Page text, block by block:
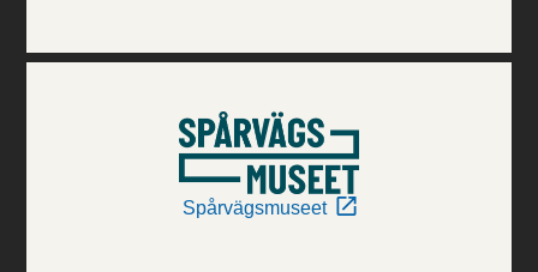
Spårvägsmuseet